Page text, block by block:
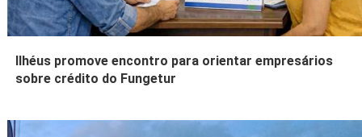
Ilhéus promove encontro para orientar empresários
sobre crédito do Fungetur